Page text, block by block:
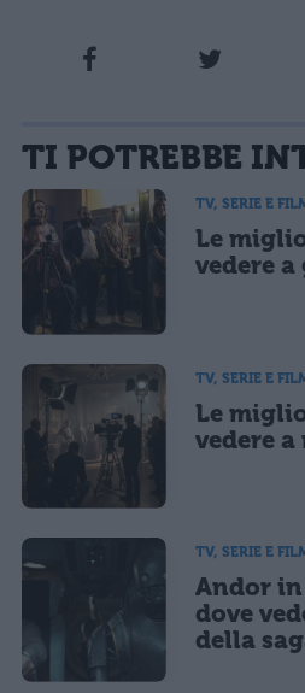
sarà pubblicata. Dichiari di avere preso
informativa privacy. Pubblicando questo commento dai il consenso affinché un cookie
salvi i tuoi dati (nome, email) per il prossimo
Ho letto e acconsento l'
CONFERMA E PUBBLICA
TI POTREBBE
TV, SERIE E
Le
vedere
TV, SERIE E
Le
vedere a
TV, SERIE E
Andor
dove
della